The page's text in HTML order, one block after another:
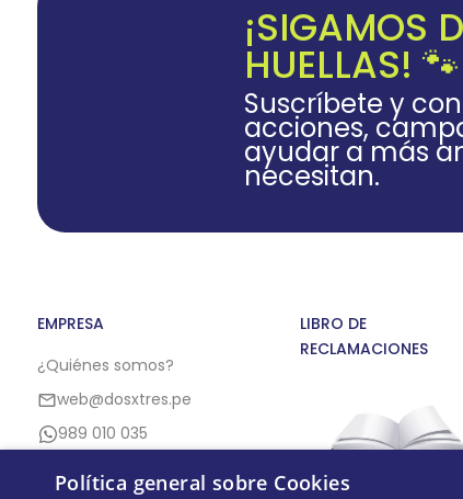
¡SIGAMOS
HUELLAS! 🐾
Suscríbete y
acciones,
ayudar a más
necesitan.
EMPRESA
¿Quiénes somos?
web@dosxtres.pe
989 010 035
LIBRO DE
RECLAMACIONES
Política general sobre Cookies